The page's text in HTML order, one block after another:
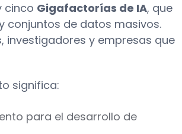
cinco Gigafactorías de IA, que
conjuntos de datos masivos.
investigadores y empresas que
significa:
para el desarrollo de